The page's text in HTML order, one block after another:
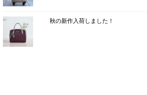
秋の新作入荷しました！